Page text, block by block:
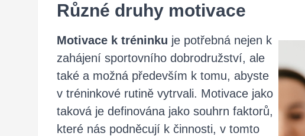
Různé druhy motivace
Motivace k tréninku je potřebná nejen k
zahájení sportovního dobrodružství, ale
také a možná především k tomu, abyste
v tréninkové rutině vytrvali. Motivace jako
taková je definována jako souhrn faktorů,
které nás podněcují k činnosti, v tomto